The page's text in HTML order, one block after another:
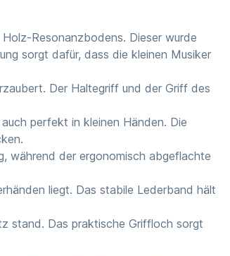
Resonanzbodens. Dieser wurde
sorgt dafür, dass die kleinen Musiker
Der Haltegriff und der Griff des
perfekt in kleinen Händen. Die
während der ergonomisch abgeflachte
liegt. Das stabile Lederband hält
stand. Das praktische Griffloch sorgt